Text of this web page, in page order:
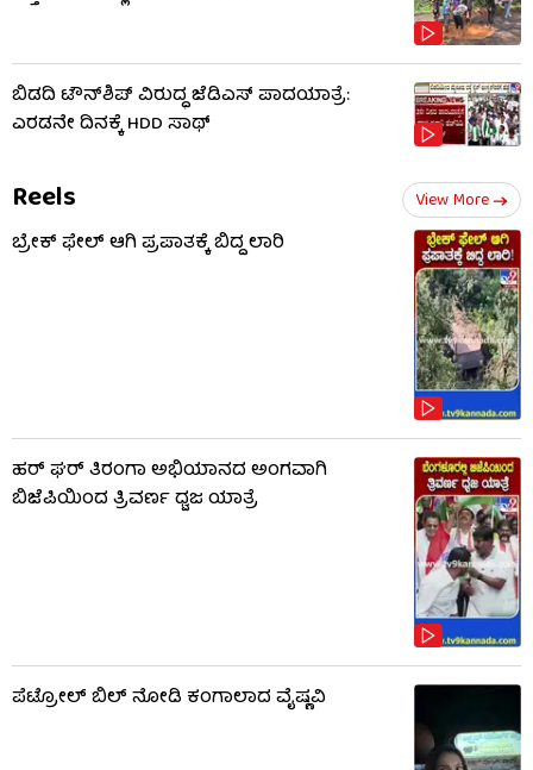
ಬಿಡದಿ ಟೌನ್‌ಶಿಪ್ ವಿರುದ್ಧ ಜೆಡಿಎಸ್ ಪಾದಯಾತ್ರೆ:
ಎರಡನೇ ದಿನಕ್ಕೆ HDD ಸಾಥ್
Reels View More
ಬ್ರೇಕ್ ಫೇಲ್ ಆಗಿ ಪ್ರಪಾತಕ್ಕೆ ಬಿದ್ದ ಲಾರಿ
ಹರ್ ಘರ್ ತಿರಂಗಾ ಅಭಿಯಾನದ ಅಂಗವಾಗಿ
ಬಿಜೆಪಿಯಿಂದ ತ್ರಿವರ್ಣ ಧ್ವಜ ಯಾತ್ರೆ
ಪೆಟ್ರೋಲ್ ಬಿಲ್ ನೋಡಿ ಕಂಗಾಲಾದ ವೈಷ್ಣವಿ